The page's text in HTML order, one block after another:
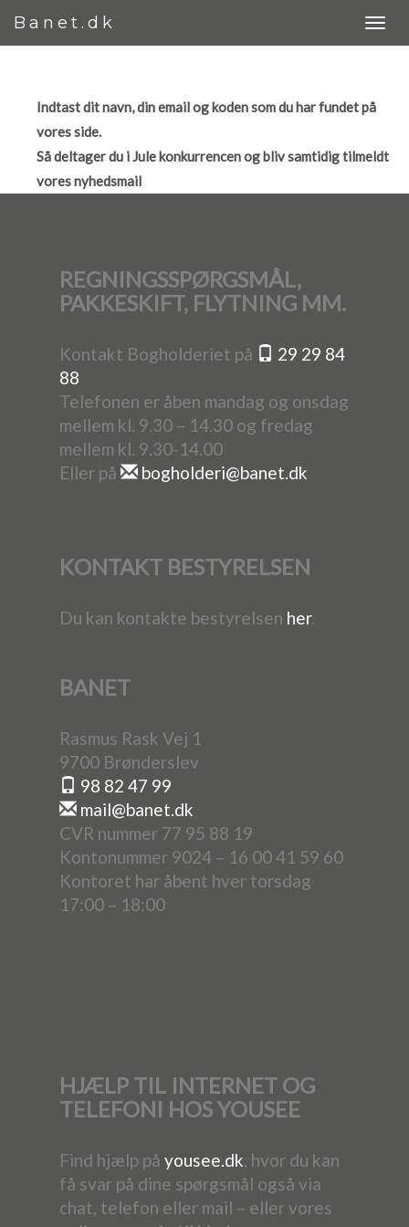
Banet.dk
Indtast dit navn, din email og koden som du har fundet på
vores side.
Så deltager du i Jule konkurrencen og bliv samtidig tilmeldt
vores nyhedsmail
REGNINGSSPØRGSMÅL,
PAKKESKIFT, FLYTNING MM.
Kontakt Bogholderiet på
29 29 84
88
Telefonen er åben mandag og onsdag
mellem kl. 9.30 – 14.30 og fredag
mellem kl. 9.30-14.00
Eller på
bogholderi@banet.dk
KONTAKT BESTYRELSEN
Du kan kontakte bestyrelsen her.
BANET
Rasmus Rask Vej 1
9700 Brønderslev
98 82 47 99
mail@banet.dk
CVR nummer 77 95 88 19
Kontonummer 9024 – 16 00 41 59 60
Kontoret har åbent hver torsdag
17:00 – 18:00
HJÆLP TIL INTERNET OG
TELEFONI HOS YOUSEE
Find hjælp på yousee.dk, hvor du kan
få svar på dine spørgsmål også via
chat, telefon eller mail – eller vores